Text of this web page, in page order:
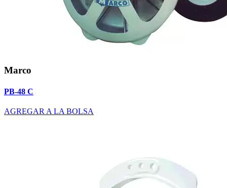
Marco
PB-48 C
AGREGAR A LA BOLSA